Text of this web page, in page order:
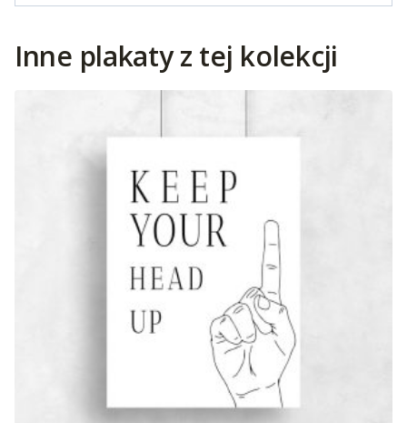
Inne plakaty z tej kolekcji